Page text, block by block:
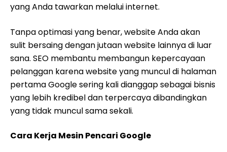
yang Anda tawarkan melalui internet.
Tanpa optimasi yang benar, website Anda akan
sulit bersaing dengan jutaan website lainnya di luar
sana. SEO membantu membangun kepercayaan
pelanggan karena website yang muncul di halaman
pertama Google sering kali dianggap sebagai bisnis
yang lebih kredibel dan terpercaya dibandingkan
yang tidak muncul sama sekali.
Cara Kerja Mesin Pencari Google